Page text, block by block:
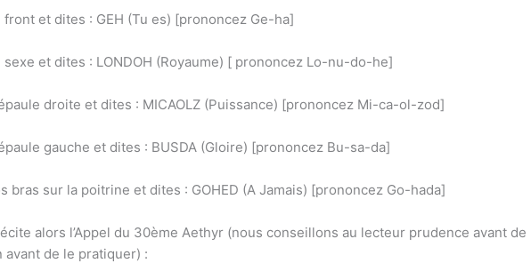
front et dites : GEH (Tu es) [prononcez Ge-ha]
et dites : LONDOH (Royaume) [ prononcez Lo-nu-do-he]
droite et dites : MICAOLZ (Puissance) [prononcez Mi-ca-ol-zod]
gauche et dites : BUSDA (Gloire) [prononcez Bu-sa-da]
bras sur la poitrine et dites : GOHED (A Jamais) [prononcez Go-hada]
alors l’Appel du 30ème Aethyr (nous conseillons au lecteur prudence avant
avant de le pratiquer) :